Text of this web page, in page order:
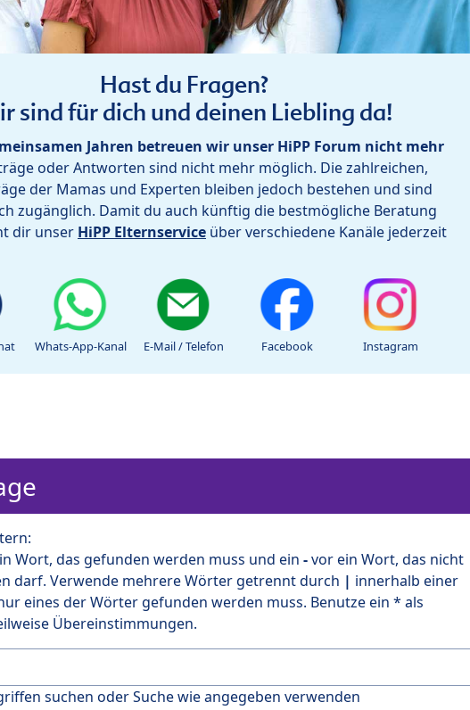
Hast du Fragen?
sind für dich und deinen Liebling da!
Jahren betreuen wir unser HiPP Forum nicht mehr
oder Antworten sind nicht mehr möglich. Die zahlreichen,
der Mamas und Experten bleiben jedoch bestehen und sind
zugänglich. Damit du auch künftig die bestmögliche Beratung
dir unser HiPP Elternservice über verschiedene Kanäle jederzeit
Whats-App-Kanal E-Mail / Telefon Facebook Instagram
Wort, das gefunden werden muss und ein -vor ein Wort, das nicht
darf. Verwende mehrere Wörter getrennt durch | innerhalb einer
eines der Wörter gefunden werden muss. Benutze ein * als
Übereinstimmungen.
suchen oder Suche wie angegeben verwenden